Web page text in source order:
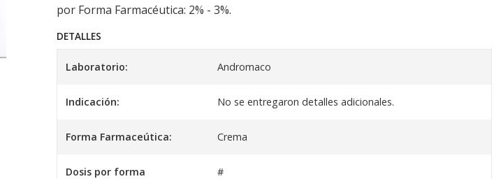
por Forma Farmacéutica: 2% - 3%.
DETALLES
Laboratorio: Andromaco
Indicación: No se entregaron detalles adicionales.
Forma Farmaceútica: Crema
Dosis por forma
#